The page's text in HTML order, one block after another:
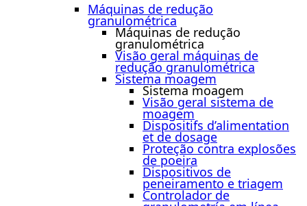
Máquinas de redução
granulométrica
Máquinas de redução
granulométrica
Visão geral máquinas de
redução granulométrica
Sistema moagem
Sistema moagem
Visão geral sistema de
moagem
Dispositifs d’alimentation
et de dosage
Proteção contra explosões
de poeira
Dispositivos de
peneiramento e triagem
Controlador de